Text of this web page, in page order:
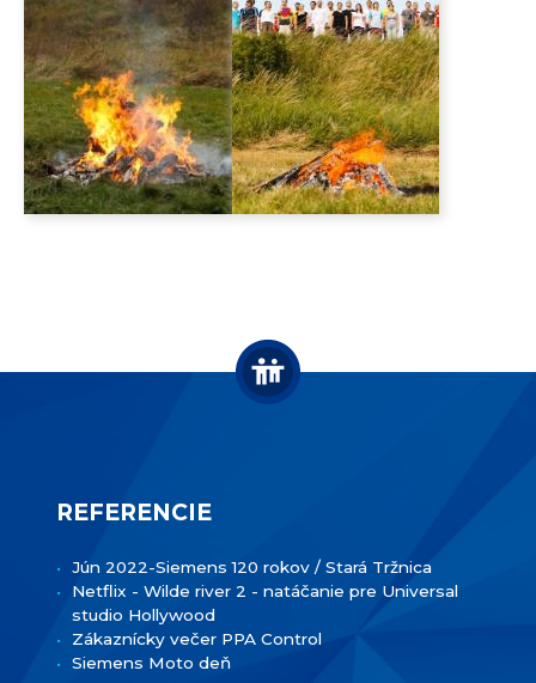
REFERENCIE
Jún 2022-Siemens 120 rokov / Stará Tržnica
Netflix - Wilde river 2 - natáčanie pre Universal
studio Hollywood
Zákaznícky večer PPA Control
Siemens Moto deň